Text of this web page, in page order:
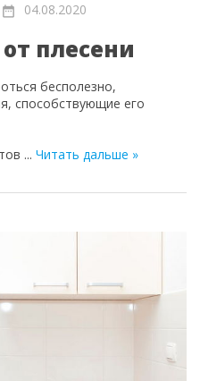
04.08.2020
плесени
бесполезно,
способствующие его
... Читать дальше »